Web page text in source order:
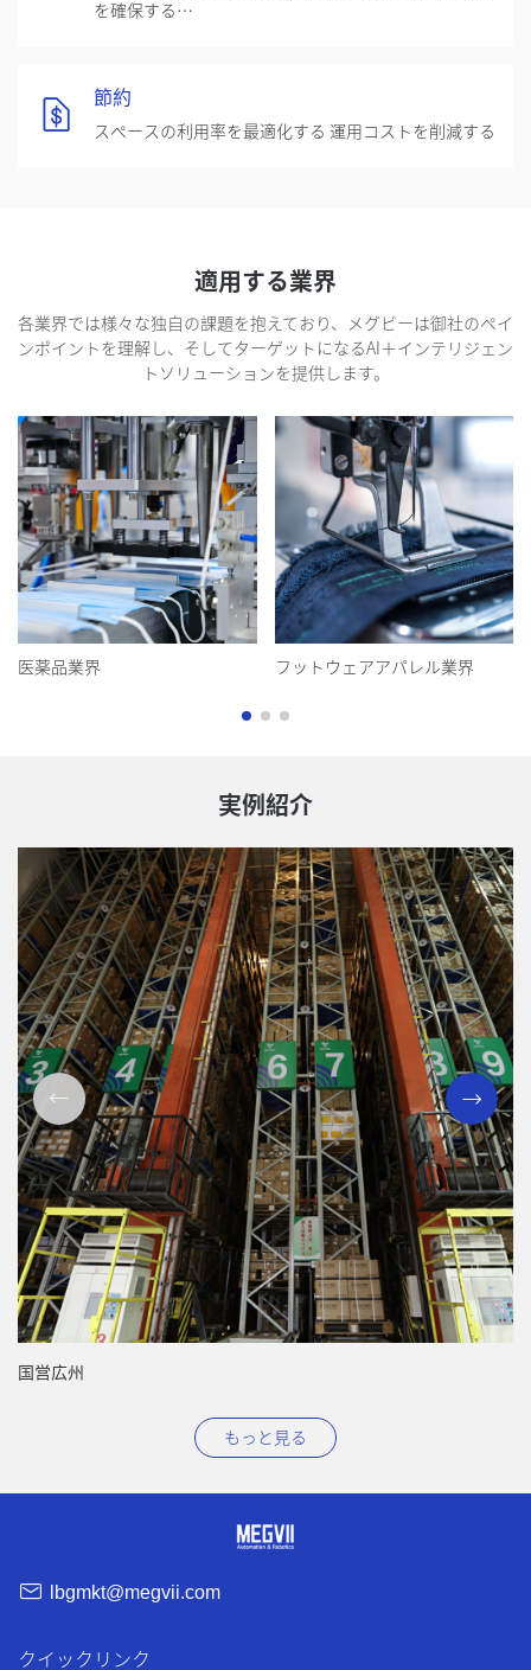
を確保する
節約
スペースの利用率を最適化する 運用コストを削減する
適用する業界
各業界では様々な独自の課題を抱えており、メグビーは御社のペイ
ンポイントを理解し、そしてターゲットになるAI＋インテリジェン
トソリューションを提供します。
医薬品業界 フットウェアアパレル業界
実例紹介
国営広州
もっと見る
lbgmkt@megvii.com
クイックリンク